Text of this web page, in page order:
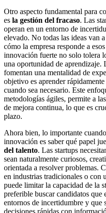
Otro aspecto fundamental para
es la gestión del fracaso. Las
operan en un entorno de
elevado. No todas las ideas van
cómo la empresa responde a
innovación fuerte no solo tolera
una oportunidad de aprendizaje.
fomentan una mentalidad de
objetivo es aprender
cuando sea necesario. Este
metodologías ágiles, permite a
de mejora continua, lo que es
plazo.
Ahora bien, lo importante
innovación es saber qué papel
del talento. Las startups
sean naturalmente curiosos,
orientada a resolver problemas.
en industrias tradicionales o con
puede limitar la capacidad de la
preferible buscar candidatos que
entornos de incertidumbre y que